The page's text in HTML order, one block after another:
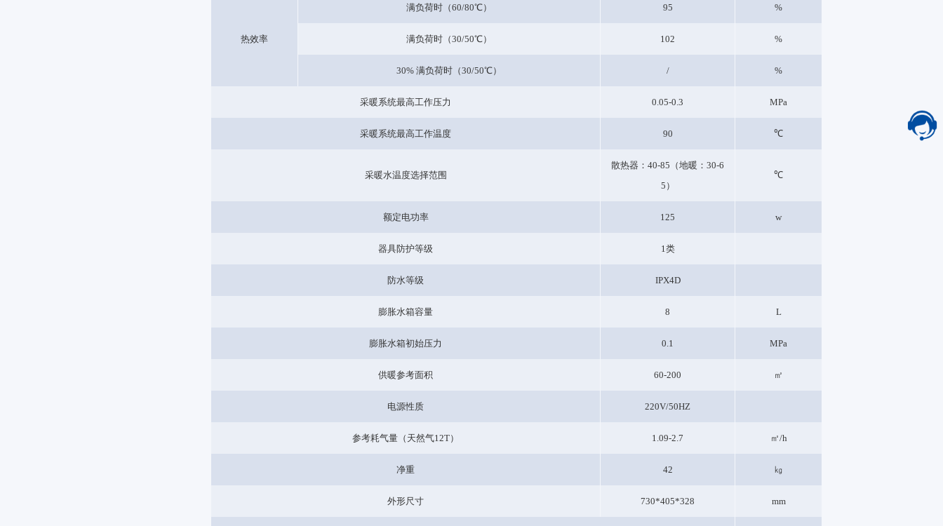
热效率
满负荷时（60/80℃） 95 %
满负荷时（30/50℃） 102 %
30% 满负荷时（30/50℃） / %
采暖系统最高工作压力 0.05-0.3 MPa
采暖系统最高工作温度 90 ℃
采暖水温度选择范围
散热器：40-85（地暖：30-6
5）
℃
额定电功率 125 w
器具防护等级 1类
防水等级 IPX4D
膨胀水箱容量 8 L
膨胀水箱初始压力 0.1 MPa
供暖参考面积 60-200 ㎡
电源性质 220V/50HZ
参考耗气量（天然气12T） 1.09-2.7 ㎡/h
净重 42 ㎏
外形尺寸 730*405*328 mm